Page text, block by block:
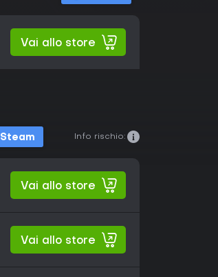
Vai allo store
Steam Info rischio:
Vai allo store
Vai allo store